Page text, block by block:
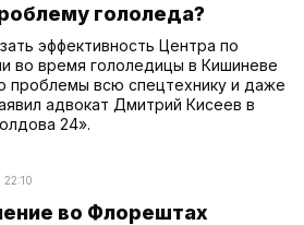
гололеда?
эффективность Центра по
во время гололедицы в Кишиневе
проблемы всю спецтехнику и даже
адвокат Дмитрий Кисеев в
24».
22:10
во Флорештах